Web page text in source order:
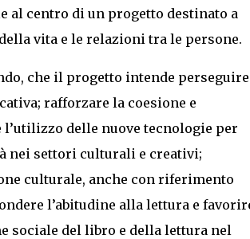
al centro di un progetto destinato a
vita e le relazioni tra le persone.
che il progetto intende
rafforzare la coesione e
delle nuove tecnologie per
nei settori culturali e creativi;
culturale, anche con riferimento
l’abitudine alla lettura e
sociale del libro e della lettura nel